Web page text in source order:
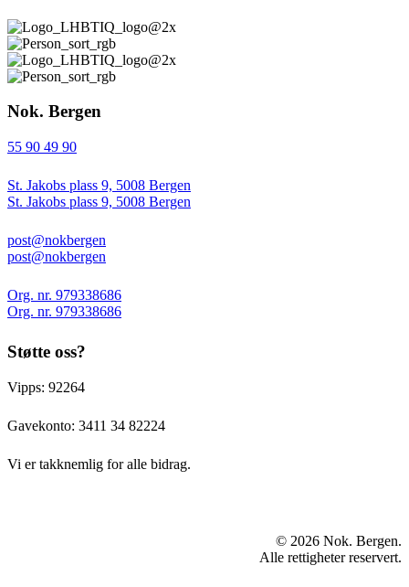
Nok. Bergen
55 90 49 90
St. Jakobs plass 9, 5008 Bergen
St. Jakobs plass 9, 5008 Bergen
post@nokbergen
post@nokbergen
Org. nr. 979338686
Org. nr. 979338686
Støtte oss?
Vipps: 92264
Gavekonto: 3411 34 82224
Vi er takknemlig for alle bidrag.
© 2026 Nok. Bergen.
Alle rettigheter reservert.